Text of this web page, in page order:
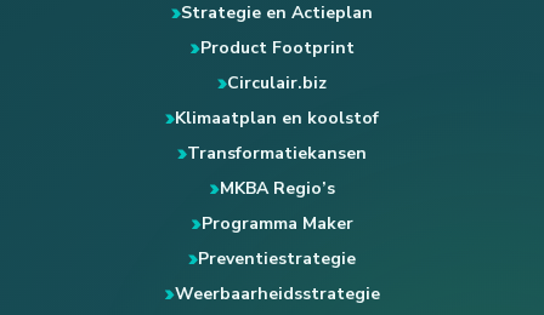
Strategie en Actieplan
Product Footprint
Circulair.biz
Klimaatplan en koolstof
Transformatiekansen
MKBA Regio’s
Programma Maker
Preventiestrategie
Weerbaarheidsstrategie